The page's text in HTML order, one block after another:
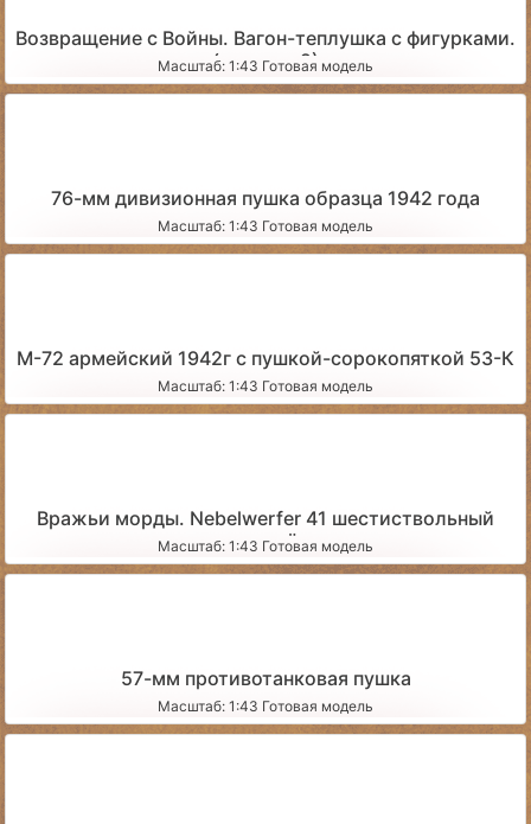
Возвращение с Войны. Вагон-теплушка с фигурками.
(вариант 2)
Масштаб: 1:43 Готовая модель
76-мм дивизионная пушка образца 1942 года
Масштаб: 1:43 Готовая модель
М-72 армейский 1942г с пушкой-сорокопяткой 53-К
Масштаб: 1:43 Готовая модель
Вражьи морды. Nebelwerfer 41 шестиствольный
миномёт
Масштаб: 1:43 Готовая модель
57-мм противотанковая пушка
Масштаб: 1:43 Готовая модель